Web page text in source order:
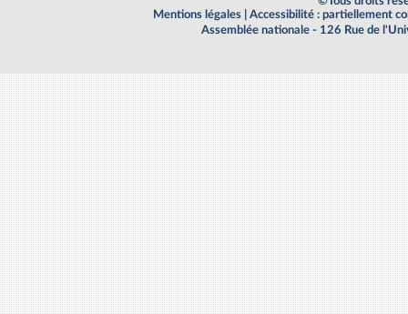
Mentions légales
Accessibilité : partiellement
Assemblée nationale - 126 Rue de